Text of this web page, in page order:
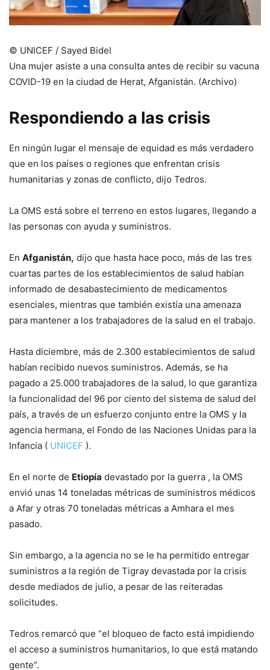
© UNICEF / Sayed Bidel
Una mujer asiste a una consulta antes de recibir su vacuna
COVID-19 en la ciudad de Herat, Afganistán. (Archivo)
Respondiendo a las crisis
En ningún lugar el mensaje de equidad es más verdadero
que en los países o regiones que enfrentan crisis
humanitarias y zonas de conflicto, dijo Tedros.
La OMS está sobre el terreno en estos lugares, llegando a
las personas con ayuda y suministros.
En Afganistán, dijo que hasta hace poco, más de las tres
cuartas partes de los establecimientos de salud habían
informado de desabastecimiento de medicamentos
esenciales, mientras que también existía una amenaza
para mantener a los trabajadores de la salud en el trabajo.
Hasta diciembre, más de 2.300 establecimientos de salud
habían recibido nuevos suministros. Además, se ha
pagado a 25.000 trabajadores de la salud, lo que garantiza
la funcionalidad del 96 por ciento del sistema de salud del
país, a través de un esfuerzo conjunto entre la OMS y la
agencia hermana, el Fondo de las Naciones Unidas para la
Infancia ( UNICEF ).
En el norte de Etiopía devastado por la guerra , la OMS
envió unas 14 toneladas métricas de suministros médicos
a Afar y otras 70 toneladas métricas a Amhara el mes
pasado.
Sin embargo, a la agencia no se le ha permitido entregar
suministros a la región de Tigray devastada por la crisis
desde mediados de julio, a pesar de las reiteradas
solicitudes.
Tedros remarcó que “el bloqueo de facto está impidiendo
el acceso a suministros humanitarios, lo que está matando
gente”.